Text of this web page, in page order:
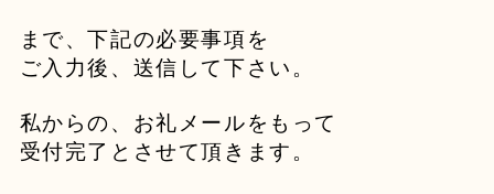
まで、下記の必要事項を
ご入力後、送信して下さい。
私からの、お礼メールをもって
受付完了とさせて頂きます。